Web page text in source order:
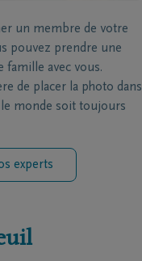
un membre de votre
pouvez prendre une
famille avec vous.
de placer la photo dans
le monde soit toujours
experts